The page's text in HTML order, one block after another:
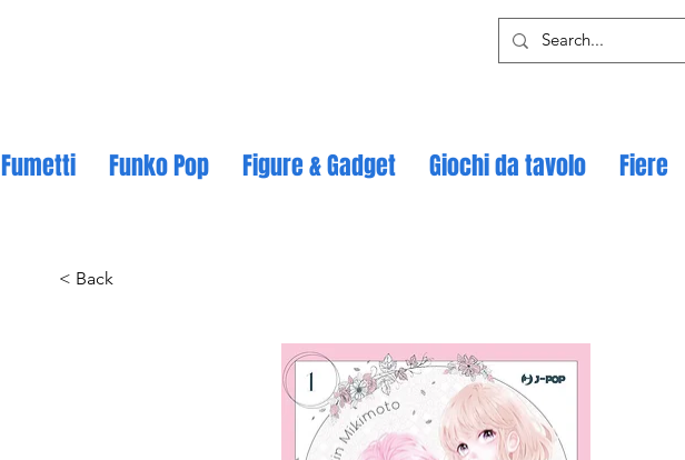
Fumetti Funko Pop Figure & Gadget Giochi da tavolo Fiere
< Back